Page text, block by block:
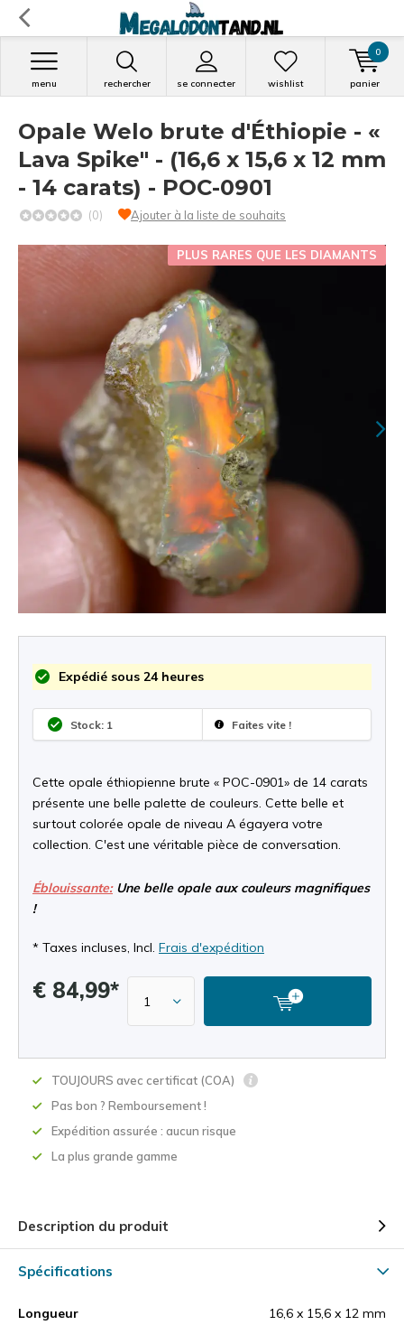
rechercher se connecter
menu wishlist panier
0
Opale Welo brute d'Éthiopie - «
Lava Spike" - (16,6 x 15,6 x 12 mm
- 14 carats) - POC-0901
(0) Ajouter à la liste de souhaits
PLUS RARES QUE LES DIAMANTS
Expédié sous 24 heures
Stock: 1 Faites vite !
Cette opale éthiopienne brute « POC-0901» de 14 carats
présente une belle palette de couleurs. Cette belle et
surtout colorée opale de niveau A égayera votre
collection. C'est une véritable pièce de conversation.
Éblouissante:Une belle opale aux couleurs magnifiques
!
* Taxes incluses, Incl. Frais d'expédition
€ 84,99*
TOUJOURS avec certificat (COA)
Pas bon ? Remboursement !
Expédition assurée : aucun risque
La plus grande gamme
Description du produit
Spécifications
Longueur 16,6 x 15,6 x 12 mm